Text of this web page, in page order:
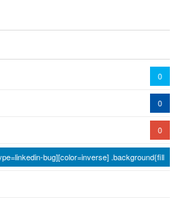
0
0
0
bug][color=inverse] .background{fill